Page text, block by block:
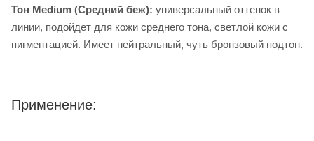
Тон Medium (Средний беж): универсальный оттенок в
линии, подойдет для кожи среднего тона, светлой кожи с
пигментацией. Имеет нейтральный, чуть бронзовый подтон.
Применение: